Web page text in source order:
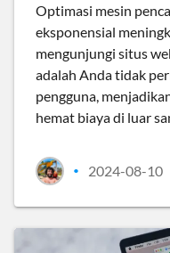
Optimasi mesin
eksponensial
mengunjungi situs
adalah Anda tidak
pengguna,
hemat biaya di luar
• 2024-08-10